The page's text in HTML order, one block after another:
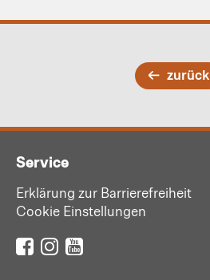
zurück
Service
Erklärung zur Barrierefreiheit
Cookie Einstellungen